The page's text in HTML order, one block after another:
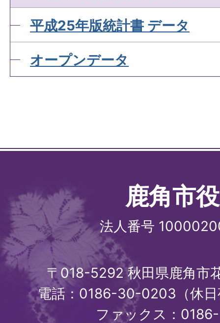
平成25年版統計書 データ
オープンデータ
鹿角市
法人番号
〒018-5292 秋田県鹿角市
電話：0186-30-0203（休
ファックス：